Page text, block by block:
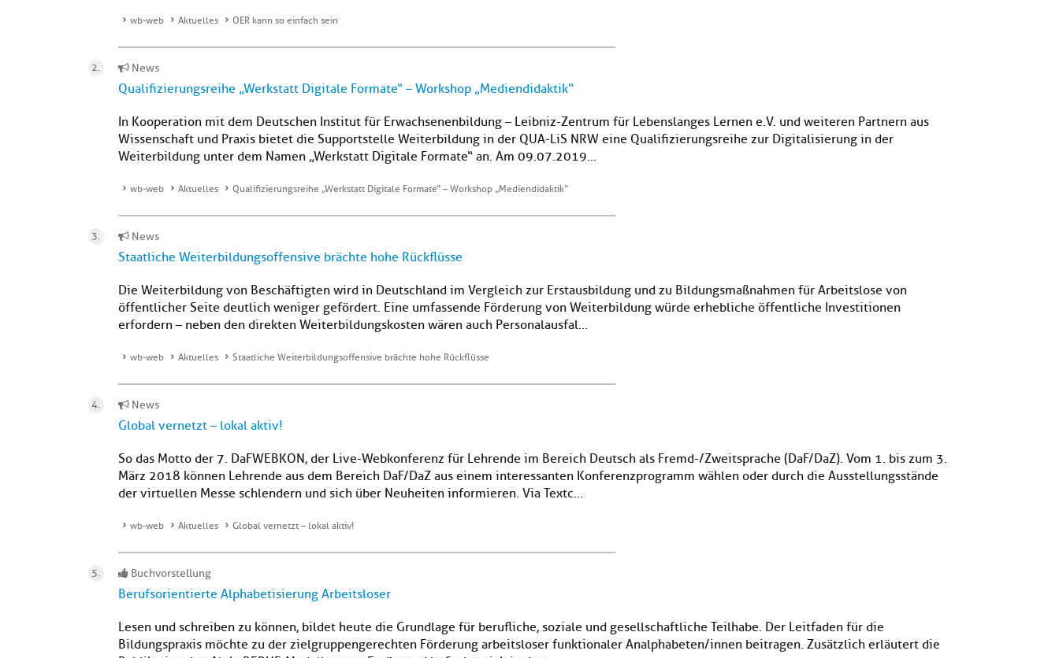
wb-web Aktuelles OER kann so einfach sein
News
Qualifizierungsreihe „Werkstatt Digitale Formate“ – Workshop „Mediendidaktik“
In Kooperation mit dem Deutschen Institut für Erwachsenenbildung – Leibniz-Zentrum für Lebenslanges Lernen e.V. und weiteren Partnern aus
Wissenschaft und Praxis bietet die Supportstelle Weiterbildung in der QUA-LiS NRW eine Qualifizierungsreihe zur Digitalisierung in der
Weiterbildung unter dem Namen „Werkstatt Digitale Formate“ an. Am 09.07.2019...
wb-web Aktuelles Qualifizierungsreihe „Werkstatt Digitale Formate“ – Workshop „Mediendidaktik“
News
Staatliche Weiterbildungsoffensive brächte hohe Rückflüsse
Die Weiterbildung von Beschäftigten wird in Deutschland im Vergleich zur Erstausbildung und zu Bildungsmaßnahmen für Arbeitslose von
öffentlicher Seite deutlich weniger gefördert. Eine umfassende Förderung von Weiterbildung würde erhebliche öffentliche Investitionen
erfordern – neben den direkten Weiterbildungskosten wären auch Personalausfal...
wb-web Aktuelles Staatliche Weiterbildungsoffensive brächte hohe Rückflüsse
News
Global vernetzt – lokal aktiv!
So das Motto der 7. DaFWEBKON, der Live-Webkonferenz für Lehrende im Bereich Deutsch als Fremd-/Zweitsprache (DaF/DaZ). Vom 1. bis zum 3.
März 2018 können Lehrende aus dem Bereich DaF/DaZ aus einem interessanten Konferenzprogramm wählen oder durch die Ausstellungsstände
der virtuellen Messe schlendern und sich über Neuheiten informieren. Via Textc...
wb-web Aktuelles Global vernetzt – lokal aktiv!
Buchvorstellung
Berufsorientierte Alphabetisierung Arbeitsloser
Lesen und schreiben zu können, bildet heute die Grundlage für berufliche, soziale und gesellschaftliche Teilhabe. Der Leitfaden für die
Bildungspraxis möchte zu der zielgruppengerechten Förderung arbeitsloser funktionaler Analphabeten/innen beitragen. Zusätzlich erläutert die